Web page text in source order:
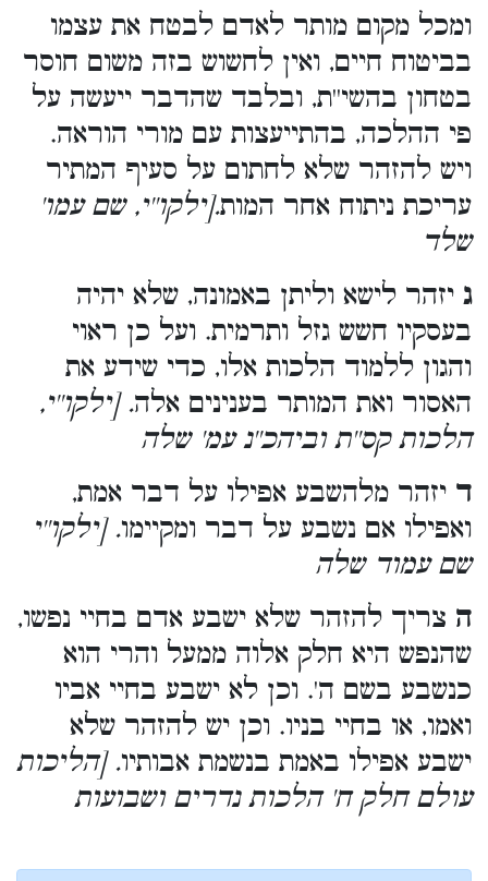
ומכל מקום מותר לאדם לבטח את עצמו
בביטוח חיים, ואין לחשוש בזה משום חוסר
בטחון בהשי''ת, ובלבד שהדבר ייעשה על
פי ההלכה, בהתייעצות עם מורי הוראה.
ויש להזהר שלא לחתום על סעיף המתיר
עריכת ניתוח אחר המות.[ילקו''י, שם עמו'
שלד
ג יזהר לישא וליתן באמונה, שלא יהיה
בעסקיו חשש גזל ותרמית. ועל כן ראוי
והגון ללמוד הלכות אלו, כדי שידע את
האסור ואת המותר בענינים אלה. [ילקו''י,
הלכות קס''ת וביהכ''נ עמ' שלה
ד יזהר מלהשבע אפילו על דבר אמת,
ואפילו אם נשבע על דבר ומקיימו. [ילקו''י
שם עמוד שלה
ה צריך להזהר שלא ישבע אדם בחיי נפשו,
שהנפש היא חלק אלוה ממעל והרי הוא
כנשבע בשם ה'. וכן לא ישבע בחיי אביו
ואמו, או בחיי בניו. וכן יש להזהר שלא
ישבע אפילו באמת בנשמת אבותיו. [הליכות
עולם חלק ח' הלכות נדרים ושבועות